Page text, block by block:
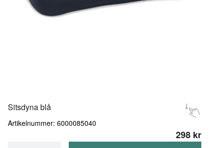
Sitsdyna blå
Artikelnummer: 6000085040
298 kr